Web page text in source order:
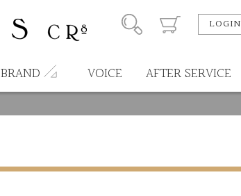
LOGIN
BRAND VOICE AFTER SERVICE